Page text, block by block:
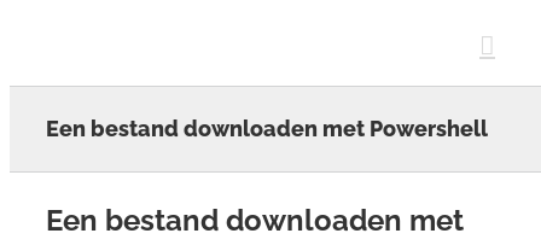
Een bestand downloaden met Powershell
Een bestand downloaden met